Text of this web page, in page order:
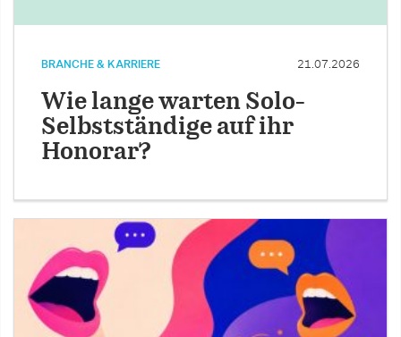
BRANCHE & KARRIERE 21.07.2026
Wie lange warten Solo-
Selbstständige auf ihr
Honorar?